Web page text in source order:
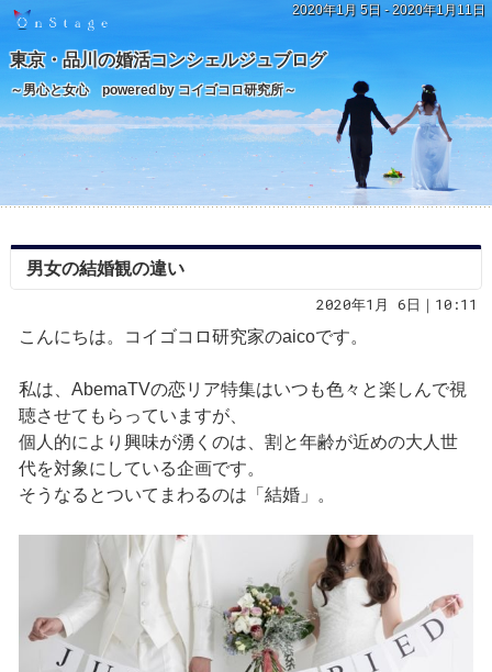
2020年1月 5日 - 2020年1月11日
東京・品川の婚活コンシェルジュブログ
～男心と女心 powered by コイゴコロ研究所～
男女の結婚観の違い
2020年1月 6日｜10:11
こんにちは。コイゴコロ研究家のaicoです。
私は、AbemaTVの恋リア特集はいつも色々と楽しんで視
聴させてもらっていますが、
個人的により興味が湧くのは、割と年齢が近めの大人世
代を対象にしている企画です。
そうなるとついてまわるのは「結婚」。